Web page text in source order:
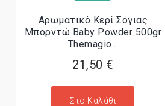
Αρωματικό Κερί Σόγιας
Μπορντώ Baby Powder 500gr
Themagio...
21,50 €
Στο Καλάθι